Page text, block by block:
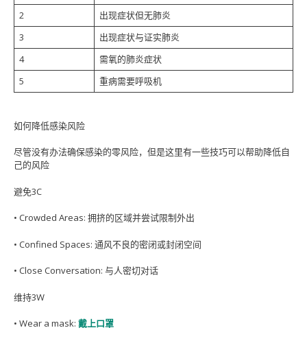
2
出现症状但无肺炎
3
出现症状与证实肺炎
4
需氧的肺炎症状
5
重病需要呼吸机
如何降低感染风险
尽管没有办法确保感染的零风险，但是这里有一些技巧可以帮助降低自
己的风险
避免3C
• Crowded Areas: 拥挤的区域并尝试限制外出
• Confined Spaces: 通风不良的密闭或封闭空间
• Close Conversation: 与人密切对话
维持3W
• Wear a mask: 戴上口罩